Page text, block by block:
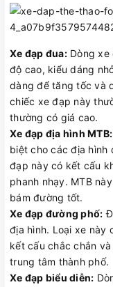
Xe đạp đua:Dòng xe
độ cao, kiểu dáng
dàng để tăng tốc và
chiếc xe đạp này
thường có giá cao.
Xe đạp địa hình MTB:
biệt cho các địa hình
đạp này có kết cấu
phanh nhạy. MTB
bám đường tốt.
Xe đạp đường phố:
địa hình. Loại xe này
kết cấu chắc chắn
trung tâm thành phố.
Xe đạp biểu diễn: